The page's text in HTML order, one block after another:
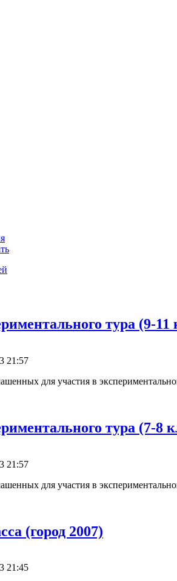
тура (9-11
21:57
для участия в
тура (7-8
21:57
для участия в
(город 2007)
21:45